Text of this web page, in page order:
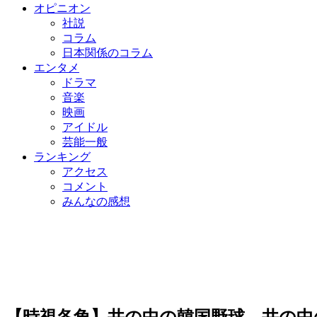
オピニオン
社説
コラム
日本関係のコラム
エンタメ
ドラマ
音楽
映画
アイドル
芸能一般
ランキング
アクセス
コメント
みんなの感想